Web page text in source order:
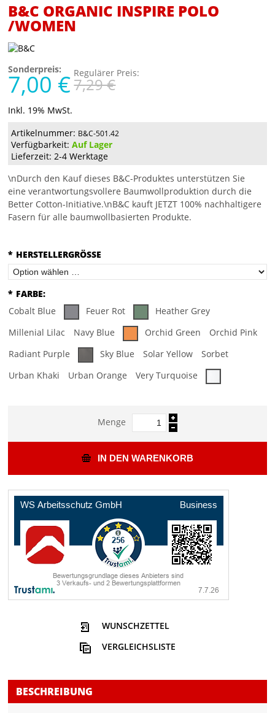
B&C ORGANIC INSPIRE POLO
/WOMEN
Sonderpreis:
7,00 € Regulärer Preis:
7,29 €
Inkl. 19% MwSt.
Artikelnummer: B&C-501.42
Verfügbarkeit:Auf Lager
Lieferzeit: 2-4 Werktage
\nDurch den Kauf dieses B&C-Produktes unterstützen Sie
eine verantwortungsvollere Baumwollproduktion durch die
Better Cotton-Initiative.\nB&C kauft JETZT 100% nachhaltigere
Fasern für alle baumwollbasierten Produkte.
* HERSTELLERGRÖSSE
* FARBE:
Cobalt Blue
Feuer Rot
Heather Grey
Millenial Lilac
Navy Blue Orchid Green
Orchid Pink
Radiant Purple
Sky Blue Solar Yellow
Sorbet
Urban Khaki
Urban Orange Very Turquoise
Menge
IN DEN WARENKORB
WUNSCHZETTEL
VERGLEICHSLISTE
BESCHREIBUNG